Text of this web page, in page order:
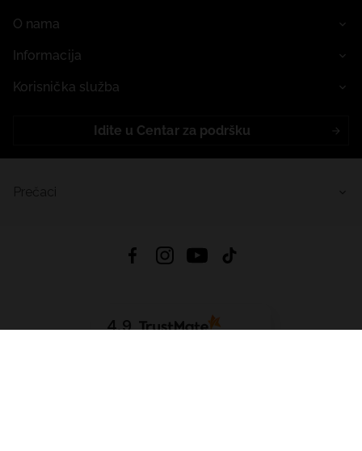
O nama
Informacija
Korisnička služba
Idite u Centar za podršku
4.9